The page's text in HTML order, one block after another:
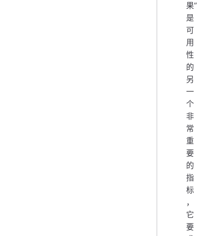
果”
是
可
用
性
的
另
一
个
非
常
重
要
的
指
标
，
它
要